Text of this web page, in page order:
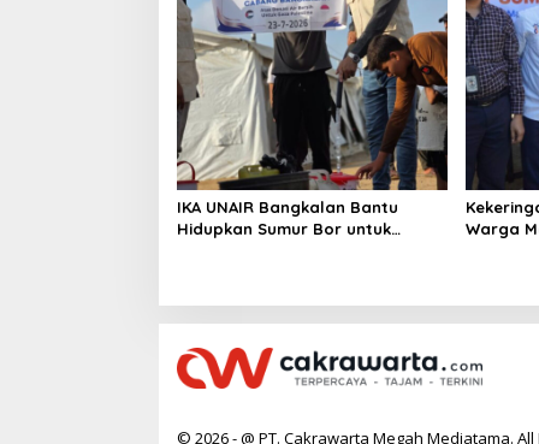
IKA UNAIR Bangkalan Bantu
Hidupkan Sumur Bor untuk
Warga
© 2026 - @ PT. Cakrawarta Megah Mediatama.